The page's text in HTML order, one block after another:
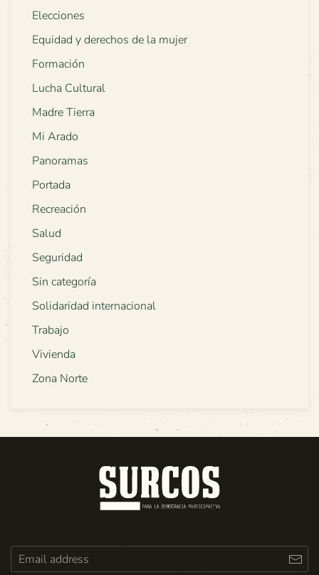
Elecciones
Equidad y derechos de la mujer
Formación
Lucha Cultural
Madre Tierra
Mi Arado
Panoramas
Portada
Recreación
Salud
Seguridad
Sin categoría
Solidaridad internacional
Trabajo
Vivienda
Zona Norte